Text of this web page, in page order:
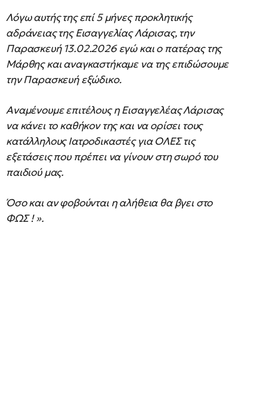
Λόγω αυτής της επί 5 μήνες προκλητικής
αδράνειας της Εισαγγελίας Λάρισας, την
Παρασκευή 13.02.2026 εγώ και ο πατέρας της
Μάρθης και αναγκαστήκαμε να της επιδώσουμε
την Παρασκευή εξώδικο.
Αναμένουμε επιτέλους η Εισαγγελέας Λάρισας
να κάνει το καθήκον της και να ορίσει τους
κατάλληλους Ιατροδικαστές για ΟΛΕΣ τις
εξετάσεις που πρέπει να γίνουν στη σωρό του
παιδιού μας.
Όσο και αν φοβούνται η αλήθεια θα βγει στο
ΦΩΣ ! ».